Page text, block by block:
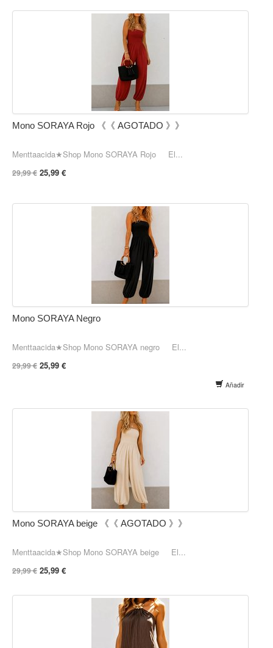
Mono SORAYA Rojo 《《 AGOTADO 》》
Menttaacida★Shop Mono SORAYA Rojo El...
29,99 € 25,99 €
Mono SORAYA Negro
Menttaacida★Shop Mono SORAYA negro El...
29,99 € 25,99 €
Añadir
Mono SORAYA beige 《《 AGOTADO 》》
Menttaacida★Shop Mono SORAYA beige El...
29,99 € 25,99 €